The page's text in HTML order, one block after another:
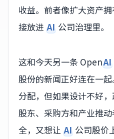
收益。前者像扩大资产
接放进 AI 公司治理里。
这和今天另一条 OpenAI
股份的新闻正好连在一
分配，但如果设计不好，
股东、采购方和产业推
全，又想让 AI 公司股价